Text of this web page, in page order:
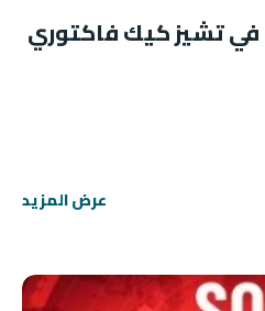
تحليل صفقة Insider في تشيز كيك فاكتوري
عرض المزيد